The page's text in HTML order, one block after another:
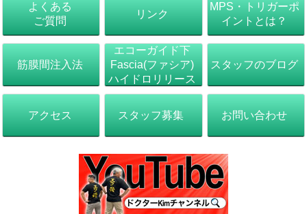
よくある
ご質問
リンク
MPS・トリガーポ
イントとは？
筋膜間注入法
エコーガイド下
Fascia(ファシア)
ハイドロリリース
スタッフのブログ
アクセス スタッフ募集 お問い合わせ